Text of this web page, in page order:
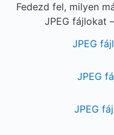
Fedezd fel, milyen
JPEG fájlokat
JPEG
JPEG
JPEG